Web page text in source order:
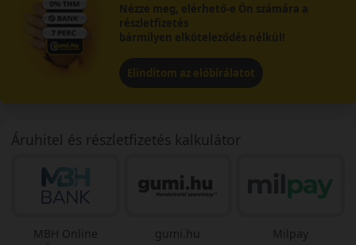
Nézze meg, elérhető-e Ön számára a
részletfizetés
bármilyen elköteleződés nélkül!
Elindítom az előbírálatot
Áruhitel és részletfizetés kalkulátor
MBH Online
gumi.hu
Milpay